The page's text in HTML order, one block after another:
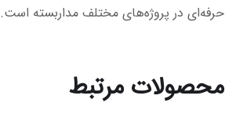
حرفه‌ای در پروژه‌های مختلف مداربسته است.
محصولات مرتبط